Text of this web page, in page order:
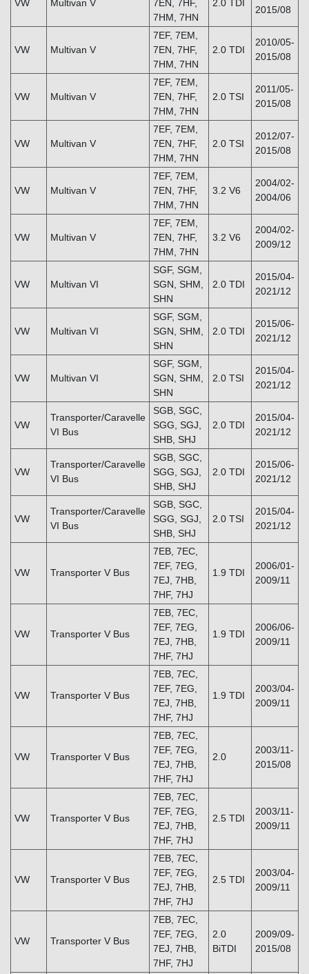
VW Multivan V
7EN, 7HF,
7HM, 7HN
2.0 TDI
2015/08
VW Multivan V
7EF, 7EM,
7EN, 7HF,
7HM, 7HN
2.0 TDI
2010/05-
2015/08
VW Multivan V
7EF, 7EM,
7EN, 7HF,
7HM, 7HN
2.0 TSI
2011/05-
2015/08
VW Multivan V
7EF, 7EM,
7EN, 7HF,
7HM, 7HN
2.0 TSI
2012/07-
2015/08
VW Multivan V
7EF, 7EM,
7EN, 7HF,
7HM, 7HN
3.2 V6
2004/02-
2004/06
VW Multivan V
7EF, 7EM,
7EN, 7HF,
7HM, 7HN
3.2 V6
2004/02-
2009/12
VW Multivan VI
SGF, SGM,
SGN, SHM,
SHN
2.0 TDI
2015/04-
2021/12
VW Multivan VI
SGF, SGM,
SGN, SHM,
SHN
2.0 TDI
2015/06-
2021/12
VW Multivan VI
SGF, SGM,
SGN, SHM,
SHN
2.0 TSI
2015/04-
2021/12
VW
Transporter/Caravelle
VI Bus
SGB, SGC,
SGG, SGJ,
SHB, SHJ
2.0 TDI
2015/04-
2021/12
VW
Transporter/Caravelle
VI Bus
SGB, SGC,
SGG, SGJ,
SHB, SHJ
2.0 TDI
2015/06-
2021/12
VW
Transporter/Caravelle
VI Bus
SGB, SGC,
SGG, SGJ,
SHB, SHJ
2.0 TSI
2015/04-
2021/12
VW Transporter V Bus
7EB, 7EC,
7EF, 7EG,
7EJ, 7HB,
7HF, 7HJ
1.9 TDI
2006/01-
2009/11
VW Transporter V Bus
7EB, 7EC,
7EF, 7EG,
7EJ, 7HB,
7HF, 7HJ
1.9 TDI
2006/06-
2009/11
VW Transporter V Bus
7EB, 7EC,
7EF, 7EG,
7EJ, 7HB,
7HF, 7HJ
1.9 TDI
2003/04-
2009/11
VW Transporter V Bus
7EB, 7EC,
7EF, 7EG,
7EJ, 7HB,
7HF, 7HJ
2.0
2003/11-
2015/08
VW Transporter V Bus
7EB, 7EC,
7EF, 7EG,
7EJ, 7HB,
7HF, 7HJ
2.5 TDI
2003/11-
2009/11
VW Transporter V Bus
7EB, 7EC,
7EF, 7EG,
7EJ, 7HB,
7HF, 7HJ
2.5 TDI
2003/04-
2009/11
VW Transporter V Bus
7EB, 7EC,
7EF, 7EG,
7EJ, 7HB,
7HF, 7HJ
2.0
BiTDI
2009/09-
2015/08